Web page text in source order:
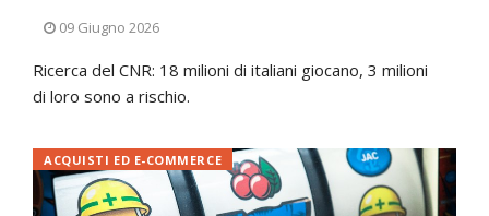
09 Giugno 2026
Ricerca del CNR: 18 milioni di italiani giocano, 3 milioni
di loro sono a rischio.
ACQUISTI ED E-COMMERCE